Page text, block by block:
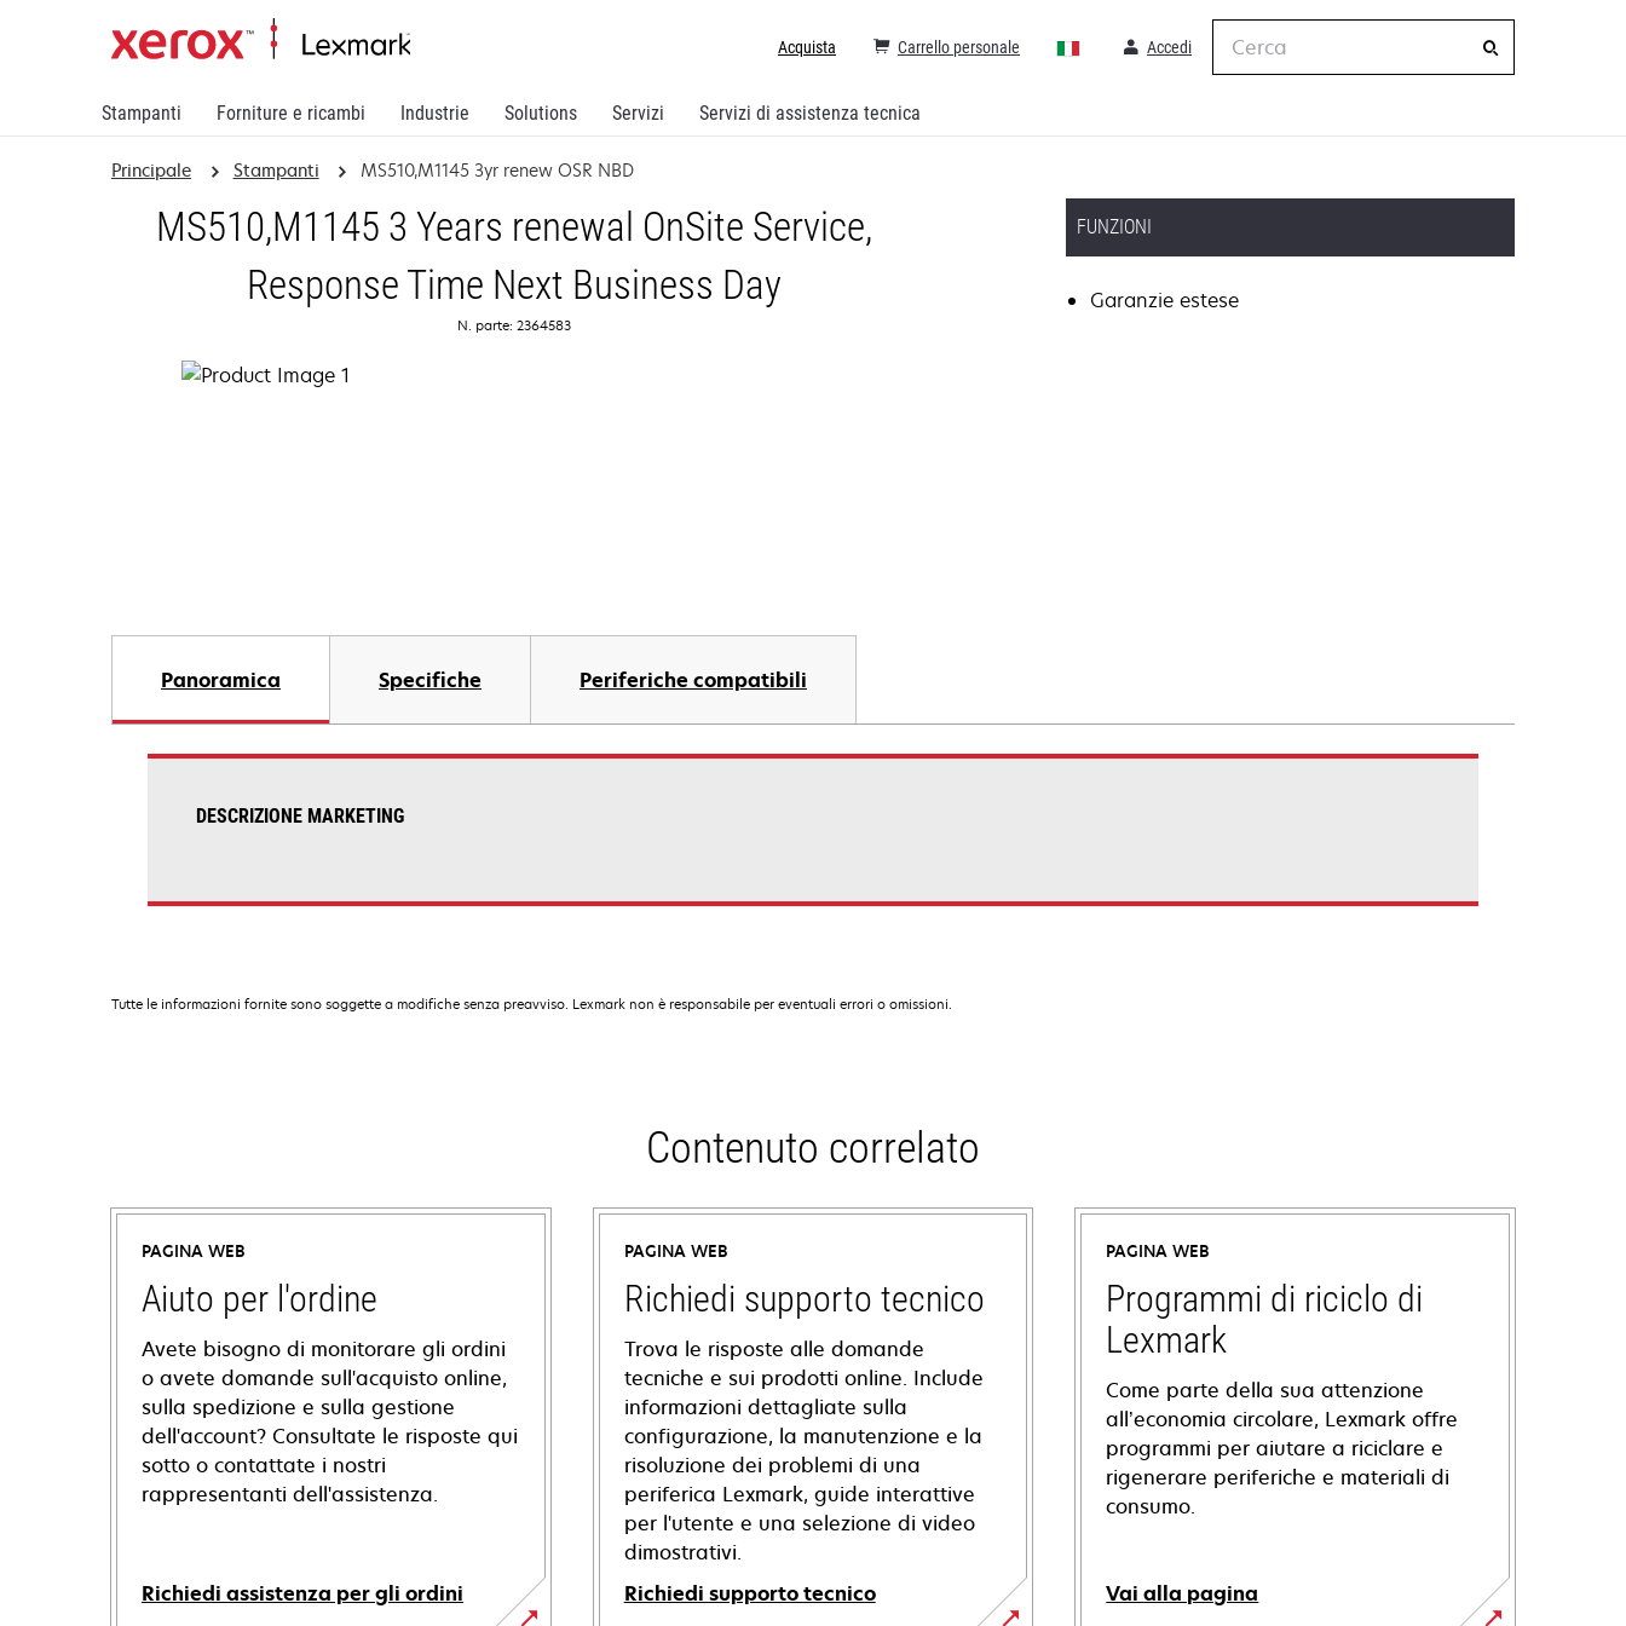
Stampanti Forniture e ricambi Industrie Solutions Servizi Servizi di assistenza tecnica
Accedi
Carrello personale
Acquista
Principale Stampanti MS510,M1145 3yr renew OSR NBD
MS510,M1145 3 Years renewal OnSite Service,
Response Time Next Business Day
N. parte: 2364583
FUNZIONI
Garanzie estese
Panoramica Specifiche Periferiche compatibili
DESCRIZIONE MARKETING
Tutte le informazioni fornite sono soggette a modifiche senza preavviso. Lexmark non è responsabile per eventuali errori o omissioni.
Contenuto correlato
PAGINA WEB
Aiuto per l'ordine
Avete bisogno di monitorare gli ordini
o avete domande sull'acquisto online,
sulla spedizione e sulla gestione
dell'account? Consultate le risposte qui
sotto o contattate i nostri
rappresentanti dell'assistenza.
Richiedi assistenza per gli ordini
PAGINA WEB
Richiedi supporto tecnico
Trova le risposte alle domande
tecniche e sui prodotti online. Include
informazioni dettagliate sulla
configurazione, la manutenzione e la
risoluzione dei problemi di una
periferica Lexmark, guide interattive
per l'utente e una selezione di video
dimostrativi.
Richiedi supporto tecnico
PAGINA WEB
Programmi di riciclo di
Lexmark
Come parte della sua attenzione
all’economia circolare, Lexmark offre
programmi per aiutare a riciclare e
rigenerare periferiche e materiali di
consumo.
Vai alla pagina